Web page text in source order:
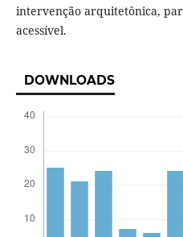
intervenção arquitetônica,
acessível.
DOWNLOADS